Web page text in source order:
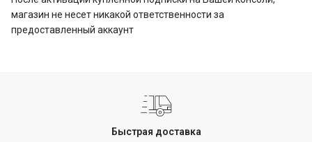
магазин не несет никакой ответственности за
предоставленный аккаунт
Быстрая доставка